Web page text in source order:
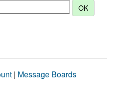
| Message Boards